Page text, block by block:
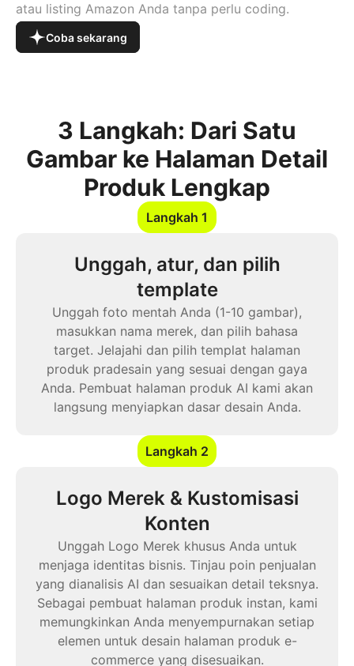
atau listing Amazon Anda tanpa perlu coding.
Coba sekarang
3 Langkah: Dari Satu
Gambar ke Halaman Detail
Produk Lengkap
Langkah 1
Unggah, atur, dan pilih
template
Unggah foto mentah Anda (1-10 gambar),
masukkan nama merek, dan pilih bahasa
target. Jelajahi dan pilih templat halaman
produk pradesain yang sesuai dengan gaya
Anda. Pembuat halaman produk AI kami akan
Langkah 2
Logo Merek & Kustomisasi
Konten
Unggah Logo Merek khusus Anda untuk
menjaga identitas bisnis. Tinjau poin penjualan
yang dianalisis AI dan sesuaikan detail teksnya.
Sebagai pembuat halaman produk instan, kami
memungkinkan Anda menyempurnakan setiap
elemen untuk desain halaman produk e-